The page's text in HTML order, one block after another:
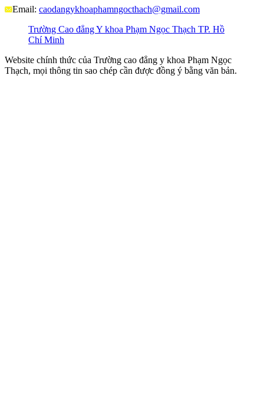
Email: caodangykhoaphamngocthach@gmail.com
Trường Cao đẳng Y khoa Phạm Ngọc Thạch TP. Hồ
Chí Minh
Website chính thức của Trường cao đẳng y khoa Phạm Ngọc
Thạch, mọi thông tin sao chép cần được đồng ý bằng văn bản.